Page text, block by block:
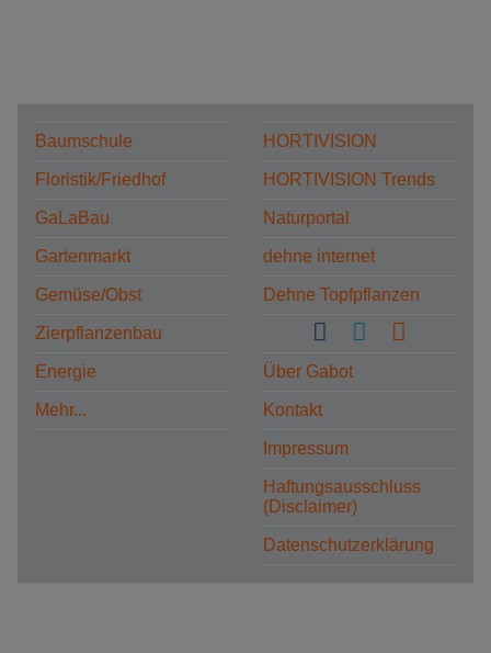
Baumschule
Floristik/Friedhof
GaLaBau
Gartenmarkt
Gemüse/Obst
Zierpflanzenbau
Energie
Mehr...
HORTIVISION
HORTIVISION Trends
Naturportal
dehne internet
Dehne Topfpflanzen
Über Gabot
Kontakt
Impressum
Haftungsausschluss
(Disclaimer)
Datenschutzerklärung